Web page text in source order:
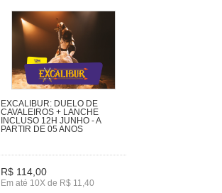
EXCALIBUR: DUELO DE
CAVALEIROS + LANCHE
INCLUSO 12H JUNHO - A
PARTIR DE 05 ANOS
R$ 114,00
Em até 10X de R$ 11,40